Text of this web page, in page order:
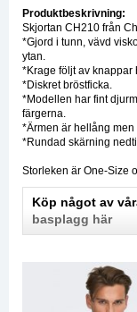
Produktbeskrivning:
Skjortan CH210 från
*Gjord i tunn, vävd
ytan.
*Krage följt av knappar
*Diskret bröstficka.
*Modellen har fint
färgerna.
*Ärmen är hellång
*Rundad skärning
Storleken är One-Size
Köp något av
basplagg här